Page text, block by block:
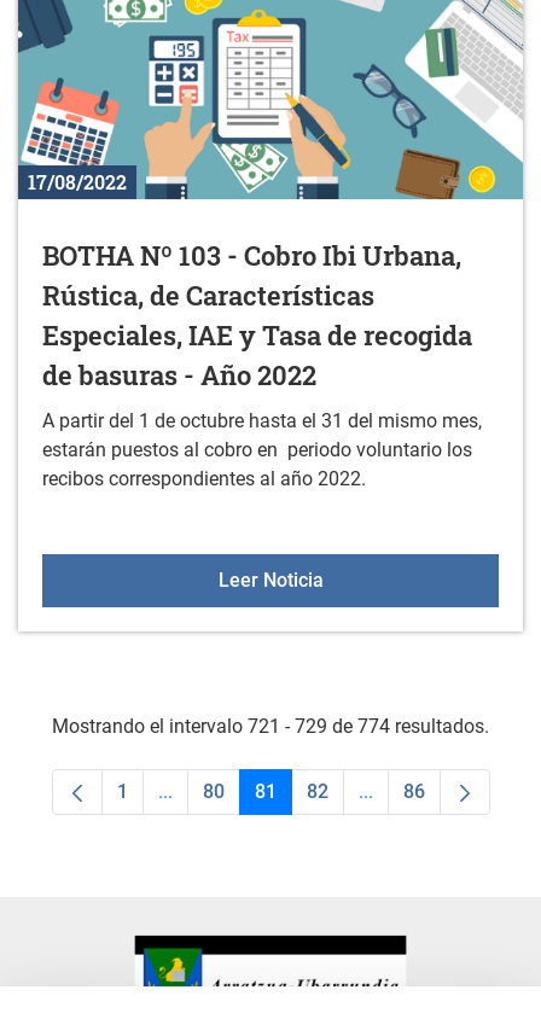
17/08/2022
BOTHA Nº 103 - Cobro Ibi Urbana,
Rústica, de Características
Especiales, IAE y Tasa de recogida
de basuras - Año 2022
A partir del 1 de octubre hasta el 31 del mismo mes,
estarán puestos al cobro en periodo voluntario los
recibos correspondientes al año 2022.
Leer NoticiaBOTHA Nº 103 - Cobro
Mostrando el intervalo 721 - 729 de 774 resultados.
Página
1 ...Páginas intermedias Use TAB para
Página
80 Página
81 Página
82 ...PáginasPágina
86